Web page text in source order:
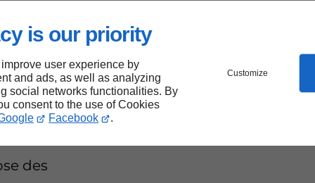
is our priority
user experience by
and ads, as well as analyzing
social networks functionalities. By
consent to the use of Cookies
Facebook .
Customize
des